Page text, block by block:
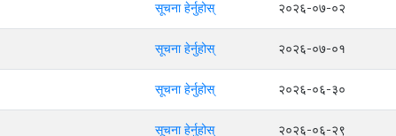
सूचना हेर्नुहोस् २०२६-०७-०२
सूचना हेर्नुहोस् २०२६-०७-०१
सूचना हेर्नुहोस् २०२६-०६-३०
सूचना हेर्नुहोस् २०२६-०६-२९